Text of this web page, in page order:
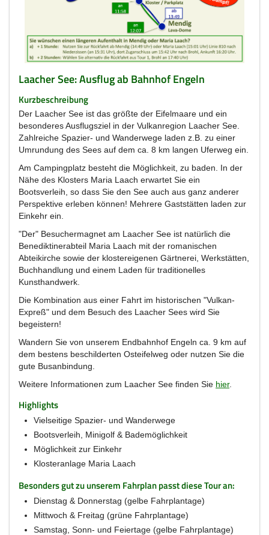
Laacher See: Ausflug ab Bahnhof Engeln
Kurzbeschreibung
Der Laacher See ist das größte der Eifelmaare und ein
besonderes Ausflugsziel in der Vulkanregion Laacher See.
Zahlreiche Spazier- und Wanderwege laden z.B. zu einer
Umrundung des Sees auf dem ca. 8 km langen Uferweg ein.
Am Campingplatz besteht die Möglichkeit, zu baden. In der
Nähe des Klosters Maria Laach erwartet Sie ein
Bootsverleih, so dass Sie den See auch aus ganz anderer
Perspektive erleben können! Mehrere Gaststätten laden zur
Einkehr ein.
"Der" Besuchermagnet am Laacher See ist natürlich die
Benediktinerabteil Maria Laach mit der romanischen
Abteikirche sowie der klostereigenen Gärtnerei, Werkstätten,
Buchhandlung und einem Laden für traditionelles
Kunsthandwerk.
Die Kombination aus einer Fahrt im historischen "Vulkan-
Expreß" und dem Besuch des Laacher Sees wird Sie
begeistern!
Wandern Sie von unserem Endbahnhof Engeln ca. 9 km auf
dem bestens beschilderten Osteifelweg oder nutzen Sie die
gute Busanbindung.
Weitere Informationen zum Laacher See finden Sie hier.
Highlights
Vielseitige Spazier- und Wanderwege
Bootsverleih, Minigolf & Bademöglichkeit
Möglichkeit zur Einkehr
Klosteranlage Maria Laach
Besonders gut zu unserem Fahrplan passt diese Tour an:
Dienstag & Donnerstag (gelbe Fahrplantage)
Mittwoch & Freitag (grüne Fahrplantage)
Samstag, Sonn- und Feiertage (gelbe Fahrplantage)